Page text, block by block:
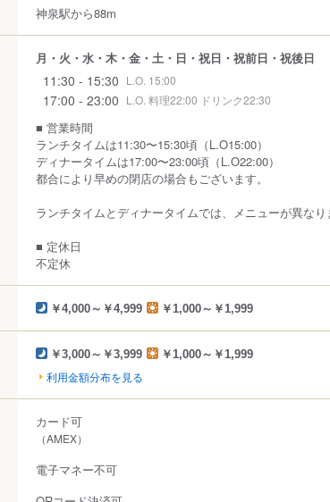
神泉駅から88m
月・火・水・木・金・土・日・祝日・祝前日・祝後日
11:30 - 15:30 L.O. 15:00
17:00 - 23:00 L.O. 料理22:00 ドリンク22:30
■ 営業時間
ランチタイムは11:30〜15:30頃（L.O15:00）
ディナータイムは17:00〜23:00頃（L.O22:00）
都合により早めの閉店の場合もございます。
ランチタイムとディナータイムでは、メニューが異なり
■ 定休日
不定休
￥4,000～￥4,999 ￥1,000～￥1,999
￥3,000～￥3,999 ￥1,000～￥1,999
利用金額分布を見る
カード可
（AMEX）
電子マネー不可